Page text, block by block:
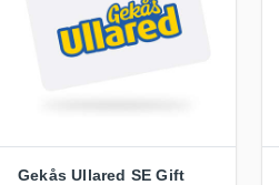
Gekås Ullared SE Gift